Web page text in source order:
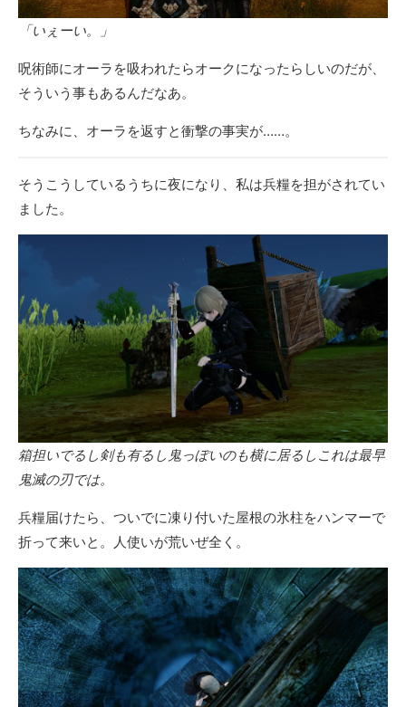
「いぇーい。」
呪術師にオーラを吸われたらオークになったらしいのだが、
そういう事もあるんだなあ。
ちなみに、オーラを返すと衝撃の事実が……。
そうこうしているうちに夜になり、私は兵糧を担がされてい
ました。
箱担いでるし剣も有るし鬼っぽいのも横に居るしこれは最早
鬼滅の刃では。
兵糧届けたら、ついでに凍り付いた屋根の氷柱をハンマーで
折って来いと。人使いが荒いぜ全く。